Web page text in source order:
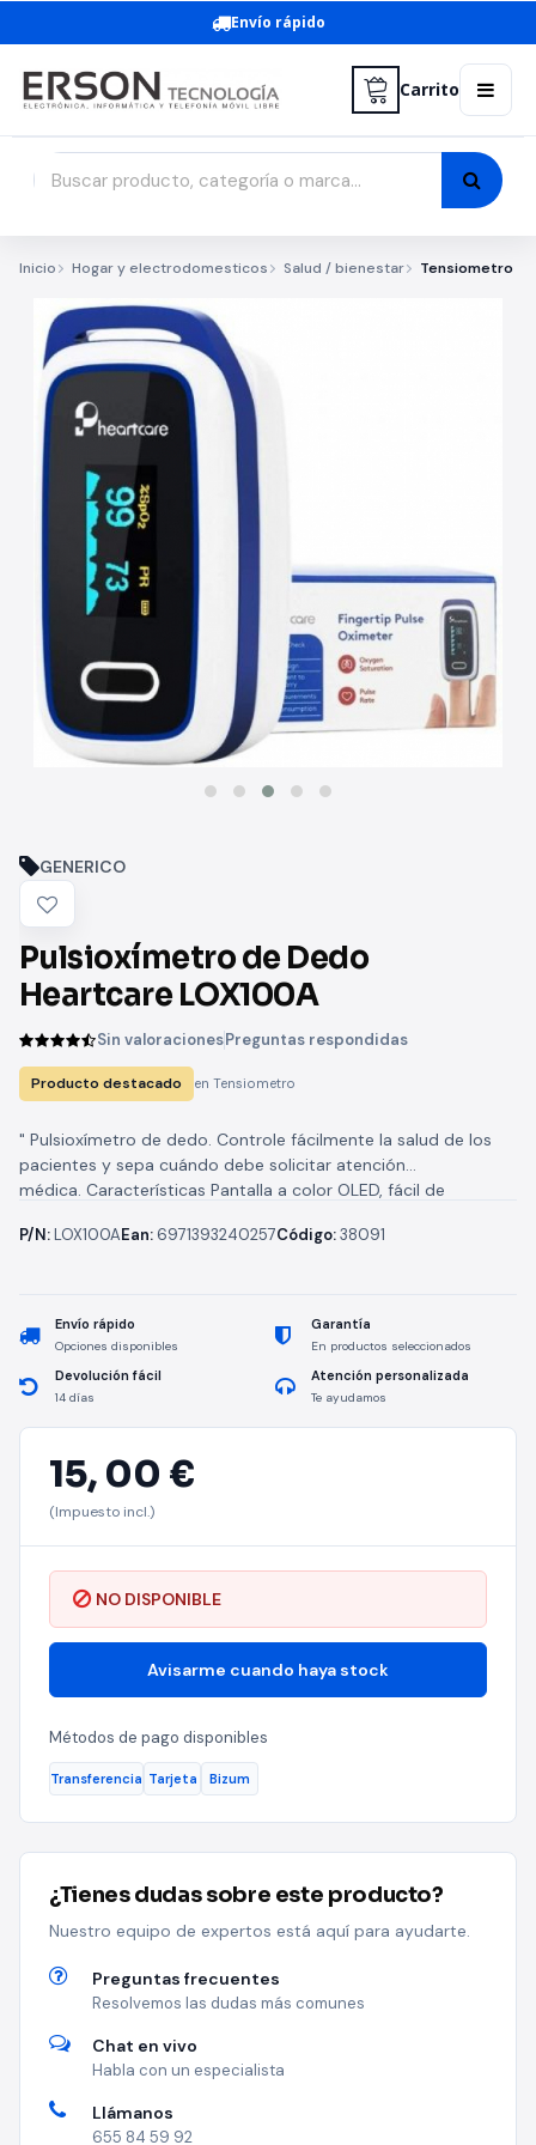
Envío rápido
Carrito
Inicio Hogar y electrodomesticos Salud / bienestar Tensiometro
GENERICO
Pulsioxímetro de Dedo
Heartcare LOX100A
Sin valoracionesPreguntas respondidas
Producto destacado en Tensiometro
" Pulsioxímetro de dedo. Controle fácilmente la salud de los
pacientes y sepa cuándo debe solicitar atención
médica. Características Pantalla a color OLED, fácil de
P/N:LOX100AEan: 6971393240257Código:38091
Envío rápido
Opciones disponibles
Garantía
En productos seleccionados
Devolución fácil
14 días
Atención personalizada
Te ayudamos
15, 00 €
(Impuesto incl.)
NO DISPONIBLE
Avisarme cuando haya stock
Métodos de pago disponibles
Transferencia Tarjeta Bizum
¿Tienes dudas sobre este producto?
Nuestro equipo de expertos está aquí para ayudarte.
Preguntas frecuentes
Resolvemos las dudas más comunes
Chat en vivo
Habla con un especialista
Llámanos
655 84 59 92